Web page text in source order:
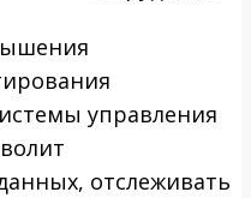
управления
отслеживать